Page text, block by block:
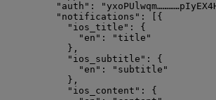
"auth" : "
"notifications" : [{
"ios_title" :
"en" : " title "
},
"ios_subtitle" :
"en" : " subtitle "
},
"ios_content" :